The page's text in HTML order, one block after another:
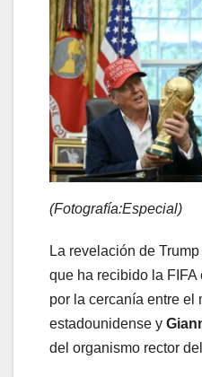
(Fotografía:Especial)
La revelación de
que ha recibido la
por la cercanía entre el
estadounidense y
del organismo rector